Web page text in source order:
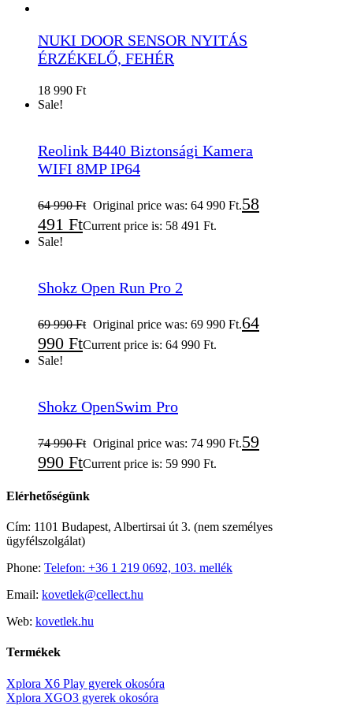
NUKI DOOR SENSOR NYITÁS
ÉRZÉKELŐ, FEHÉR
18 990 Ft
Sale!
Reolink B440 Biztonsági Kamera
WIFI 8MP IP64
64 990Ft Original price was: 64 990 Ft.58
491 FtCurrent price is: 58 491 Ft.
Sale!
Shokz Open Run Pro 2
69 990Ft Original price was: 69 990 Ft.64
990 FtCurrent price is: 64 990 Ft.
Sale!
Shokz OpenSwim Pro
74 990Ft Original price was: 74 990 Ft.59
990 FtCurrent price is: 59 990 Ft.
Elérhetőségünk
Cím: 1101 Budapest, Albertirsai út 3. (nem személyes
ügyfélszolgálat)
Phone: Telefon: +36 1 219 0692, 103. mellék
Email: kovetlek@cellect.hu
Web: kovetlek.hu
Termékek
Xplora X6 Play gyerek okosóra
Xplora XGO3 gyerek okosóra